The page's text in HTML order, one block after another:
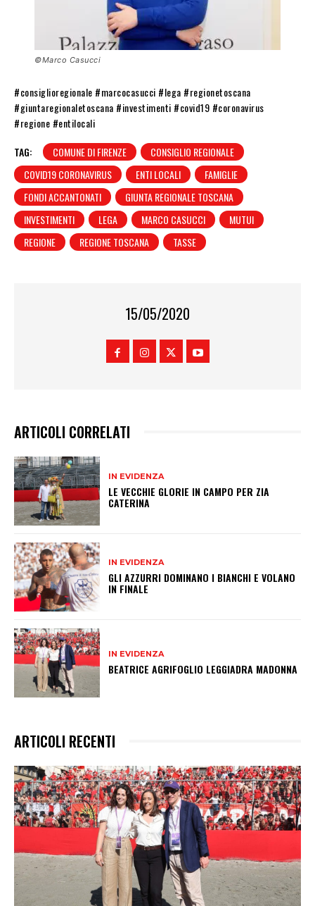
©Marco Casucci
#consiglioregionale #marcocasucci #lega #regionetoscana
#giuntaregionaletoscana #investimenti #covid19 #coronavirus
#regione #entilocali
TAG:
COMUNE DI FIRENZE
CONSIGLIO REGIONALE
COVID19 CORONAVIRUS
ENTI LOCALI
FAMIGLIE
FONDI ACCANTONATI
GIUNTA REGIONALE TOSCANA
INVESTIMENTI
LEGA MARCO CASUCCI
MUTUI
REGIONE
REGIONE TOSCANA TASSE
15/05/2020
ARTICOLI CORRELATI
IN EVIDENZA
LE VECCHIE GLORIE IN CAMPO PER ZIA
CATERINA
IN EVIDENZA
GLI AZZURRI DOMINANO I BIANCHI E VOLANO
IN FINALE
IN EVIDENZA
BEATRICE AGRIFOGLIO LEGGIADRA MADONNA
ARTICOLI RECENTI